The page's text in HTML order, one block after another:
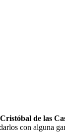
de las
con alguna